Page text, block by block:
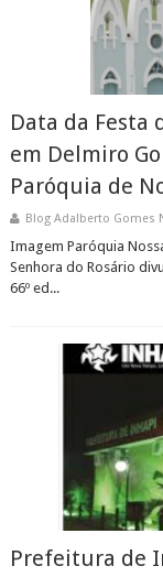
Data da Festa
em Delmiro
Paróquia de
Blog Adalberto Gomes
Imagem Paróquia
Senhora do Rosário
66º ed...
Prefeitura de